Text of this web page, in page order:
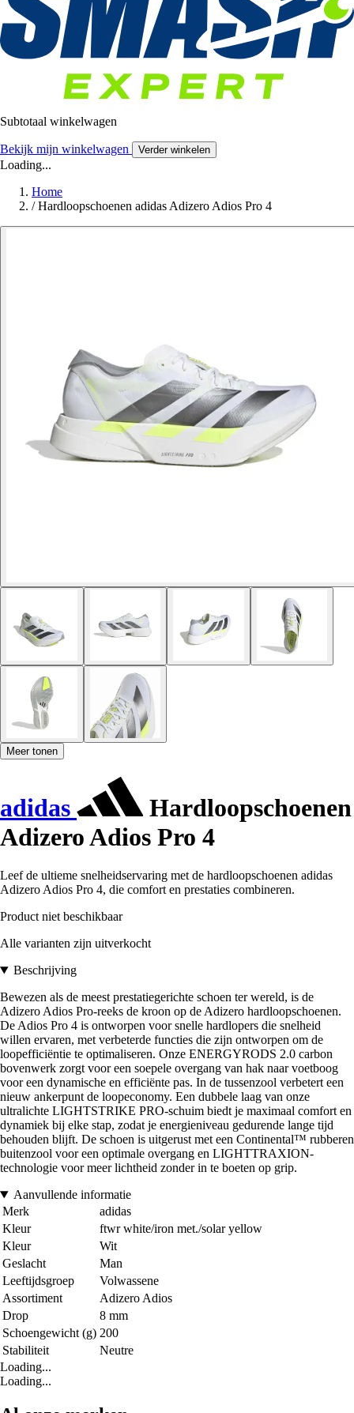
Subtotaal winkelwagen
Bekijk mijn winkelwagen Verder winkelen
Loading...
Home
/ Hardloopschoenen adidas Adizero Adios Pro 4
Meer tonen
adidas
Hardloopschoenen
Adizero Adios Pro 4
Leef de ultieme snelheidservaring met de hardloopschoenen adidas
Adizero Adios Pro 4, die comfort en prestaties combineren.
Product niet beschikbaar
Alle varianten zijn uitverkocht
Beschrijving
Bewezen als de meest prestatiegerichte schoen ter wereld, is de
Adizero Adios Pro-reeks de kroon op de Adizero hardloopschoenen.
De Adios Pro 4 is ontworpen voor snelle hardlopers die snelheid
willen ervaren, met verbeterde functies die zijn ontworpen om de
loopefficiëntie te optimaliseren. Onze ENERGYRODS 2.0 carbon
bovenwerk zorgt voor een soepele overgang van hak naar voetboog
voor een dynamische en efficiënte pas. In de tussenzool verbetert een
nieuw ankerpunt de loopeconomy. Een dubbele laag van onze
ultralichte LIGHTSTRIKE PRO-schuim biedt je maximaal comfort en
dynamiek bij elke stap, zodat je energieniveau gedurende lange tijd
behouden blijft. De schoen is uitgerust met een Continental™ rubberen
buitenzool voor een optimale overgang en LIGHTTRAXION-
technologie voor meer lichtheid zonder in te boeten op grip.
Aanvullende informatie
Merk
adidas
Kleur
ftwr white/iron met./solar yellow
Kleur
Wit
Geslacht
Man
Leeftijdsgroep
Volwassene
Assortiment
Adizero Adios
Drop
8 mm
Schoengewicht (g) 200
Stabiliteit
Neutre
Loading...
Loading...